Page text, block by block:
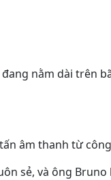
nằm dài trên
âm thanh từ
sẻ, và ông